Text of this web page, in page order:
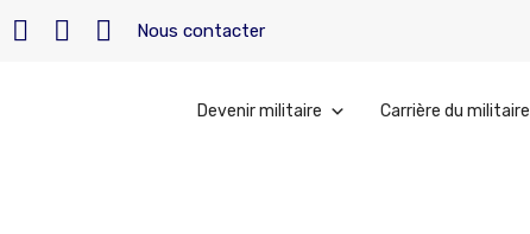
Nous contacter
Devenir militaire Carrière du militaire